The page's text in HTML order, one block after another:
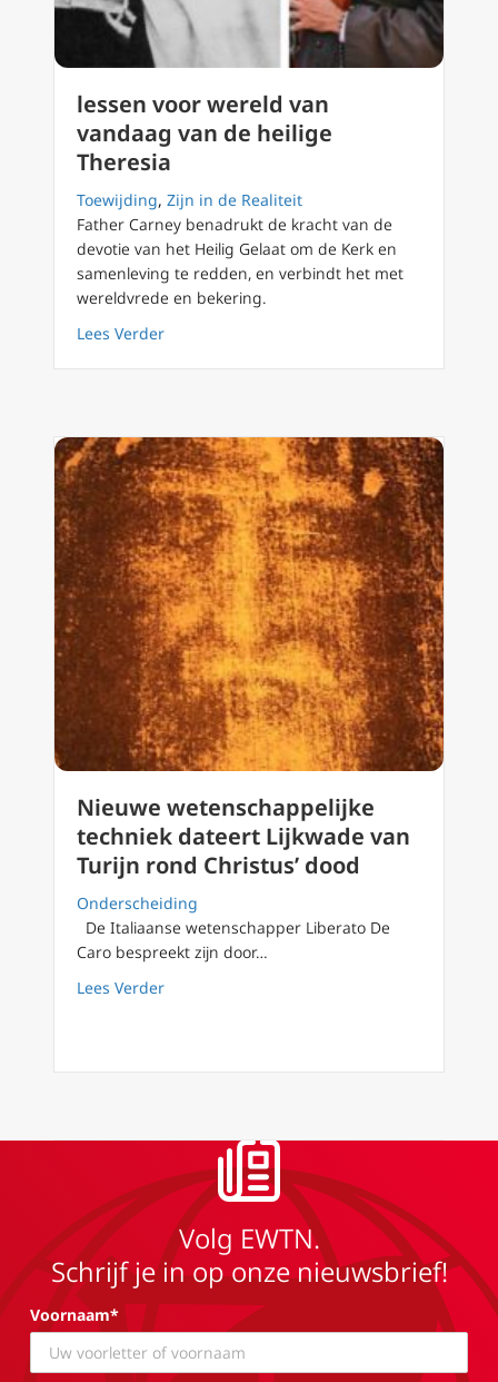
lessen voor wereld van
vandaag van de heilige
Theresia
Toewijding, Zijn in de Realiteit
Father Carney benadrukt de kracht van de
devotie van het Heilig Gelaat om de Kerk en
samenleving te redden, en verbindt het met
wereldvrede en bekering.
Lees Verderabout lessen voor wereld van vandaag van
Nieuwe wetenschappelijke
techniek dateert Lijkwade van
Turijn rond Christus’ dood
Onderscheiding
De Italiaanse wetenschapper Liberato De
Caro bespreekt zijn door…
Lees Verderabout Nieuwe wetenschappelijke techniek
Volg EWTN.
Schrijf je in op onze nieuwsbrief!
Voornaam*